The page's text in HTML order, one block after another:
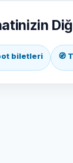
biletleri 🧭